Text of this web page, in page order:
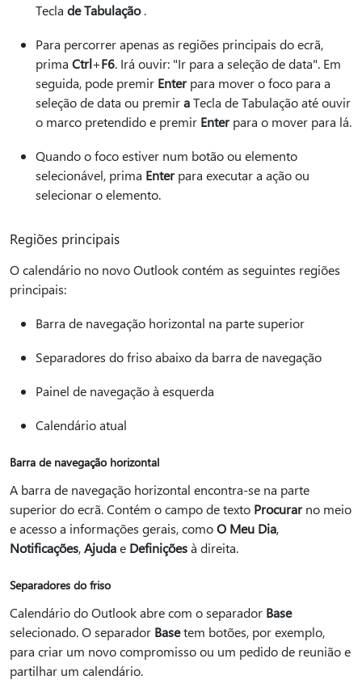
Tecla de Tabulação.
Para percorrer apenas as regiões principais do ecrã,
prima Ctrl+F6. Irá ouvir: "Ir para a seleção de data". Em
seguida, pode premir Enterpara mover o foco para a
seleção de data ou premiraTecla de Tabulação até ouvir
o marco pretendido e premir Enterpara o mover para lá.
Quando o foco estiver num botão ou elemento
selecionável, prima Enterpara executar a ação ou
selecionar o elemento.
Regiões principais
O calendário no novo Outlook contém as seguintes regiões
principais:
Barra de navegação horizontal na parte superior
Separadores do friso abaixo da barra de navegação
Painel de navegação à esquerda
Calendário atual
Barra de navegação horizontal
A barra de navegação horizontal encontra-se na parte
superior do ecrã. Contém o campo de texto Procurarno meio
e acesso a informações gerais, comoO Meu Dia,
Notificações,Ajudae Definiçõesà direita.
Separadores do friso
Calendário do Outlook abre com o separador Base
selecionado. O separador Basetem botões, por exemplo,
para criar um novo compromisso ou um pedido de reunião e
partilhar um calendário.